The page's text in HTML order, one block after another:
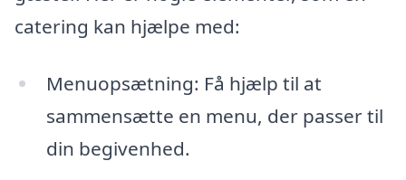
catering kan hjælpe med:
Menuopsætning: Få hjælp til at
sammensætte en menu, der passer til
din begivenhed.